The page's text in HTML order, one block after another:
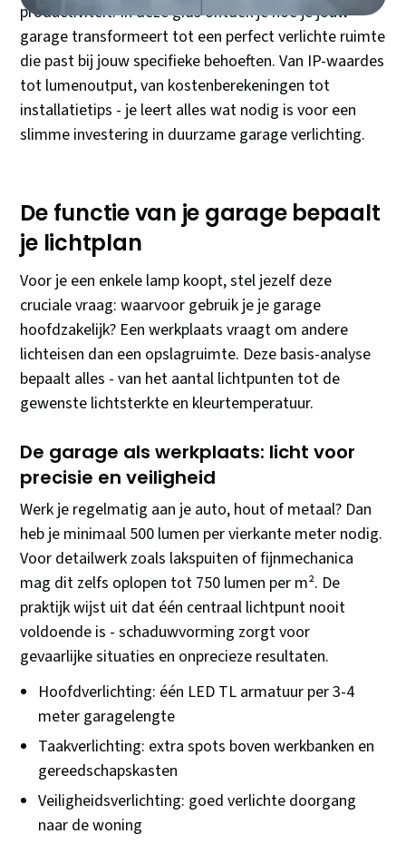
productiviteit. In deze gids ontdek je hoe je jouw
garage transformeert tot een perfect verlichte ruimte
die past bij jouw specifieke behoeften. Van IP-waardes
tot lumenoutput, van kostenberekeningen tot
installatietips - je leert alles wat nodig is voor een
slimme investering in duurzame garage verlichting.
De functie van je garage bepaalt
je lichtplan
Voor je een enkele lamp koopt, stel jezelf deze
cruciale vraag: waarvoor gebruik je je garage
hoofdzakelijk? Een werkplaats vraagt om andere
lichteisen dan een opslagruimte. Deze basis-analyse
bepaalt alles - van het aantal lichtpunten tot de
gewenste lichtsterkte en kleurtemperatuur.
De garage als werkplaats: licht voor
precisie en veiligheid
Werk je regelmatig aan je auto, hout of metaal? Dan
heb je minimaal 500 lumen per vierkante meter nodig.
Voor detailwerk zoals lakspuiten of fijnmechanica
mag dit zelfs oplopen tot 750 lumen per m². De
praktijk wijst uit dat één centraal lichtpunt nooit
voldoende is - schaduwvorming zorgt voor
gevaarlijke situaties en onprecieze resultaten.
Hoofdverlichting: één LED TL armatuur per 3-4
meter garagelengte
Taakverlichting: extra spots boven werkbanken en
gereedschapskasten
Veiligheidsverlichting: goed verlichte doorgang
naar de woning